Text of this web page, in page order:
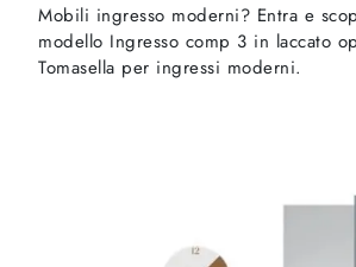
Mobili ingresso moderni? Entra e
modello Ingresso comp 3 in laccato
Tomasella per ingressi moderni.